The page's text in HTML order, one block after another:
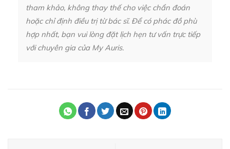
tham khảo, không thay thế cho việc chẩn đoán
hoặc chỉ định điều trị từ bác sĩ. Để có phác đồ phù
hợp nhất, bạn vui lòng đặt lịch hẹn tư vấn trực tiếp
với chuyên gia của My Auris.